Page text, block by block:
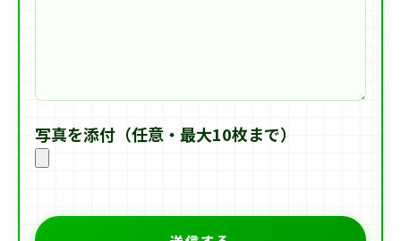
写真を添付（任意・最大10枚まで）